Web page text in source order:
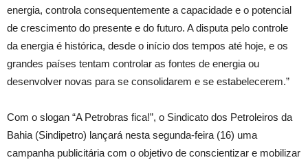
energia, controla consequentemente a capacidade e o potencial
de crescimento do presente e do futuro. A disputa pelo controle
da energia é histórica, desde o início dos tempos até hoje, e os
grandes países tentam controlar as fontes de energia ou
desenvolver novas para se consolidarem e se estabelecerem.”
Com o slogan “A Petrobras fica!”, o Sindicato dos Petroleiros da
Bahia (Sindipetro) lançará nesta segunda-feira (16) uma
campanha publicitária com o objetivo de conscientizar e mobilizar